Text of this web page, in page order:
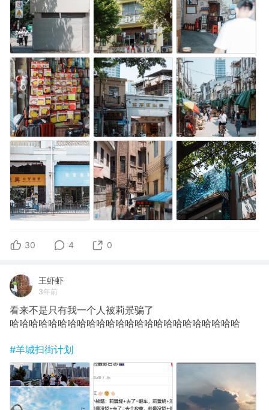
30 4 0
王虾虾
3年前
看来不是只有我一个人被莉景骗了
哈哈哈哈哈哈哈哈哈哈哈哈哈哈哈哈哈哈哈哈哈哈哈哈
#羊城扫街计划